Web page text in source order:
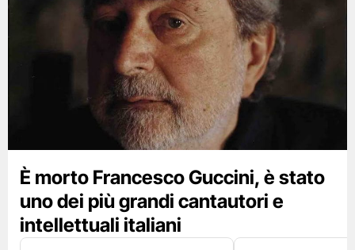
È morto Francesco Guccini, è stato
uno dei più grandi cantautori e
intellettuali italiani